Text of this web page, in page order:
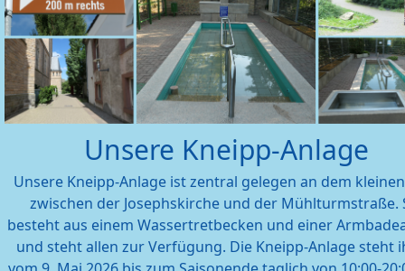
Unsere Kneipp-Anlage
Unsere Kneipp-Anlage ist zentral gelegen an dem
zwischen der Josephskirche und der Mühlturmstraße.
besteht aus einem Wassertretbecken und einer
und steht allen zur Verfügung. Die Kneipp-Anlage steht